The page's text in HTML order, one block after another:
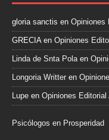
gloria sanctis en Opiniones
GRECIAen Opiniones
Linda de Snta Polaen
Longoria Writter en
Lupe en Opiniones Editorial
Psicólogos en Prosperidad